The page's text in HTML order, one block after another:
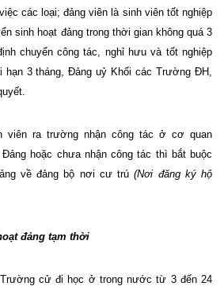
các loại; đảng viên là sinh viên tốt nghiệp
sinh hoạt đảng trong thời gian không quá 3
chuyển công tác, nghỉ hưu và tốt nghiệp
hạn 3 tháng, Đảng uỷ Khối các Trường ĐH,
viên ra trường nhận công tác ở cơ quan
hoặc chưa nhận công tác thì bắt buộc
về đảng bộ nơi cư trú(Nơi đăng ký hộ
đảng tạm thời
cử đi học ở trong nước từ 3 đến 24